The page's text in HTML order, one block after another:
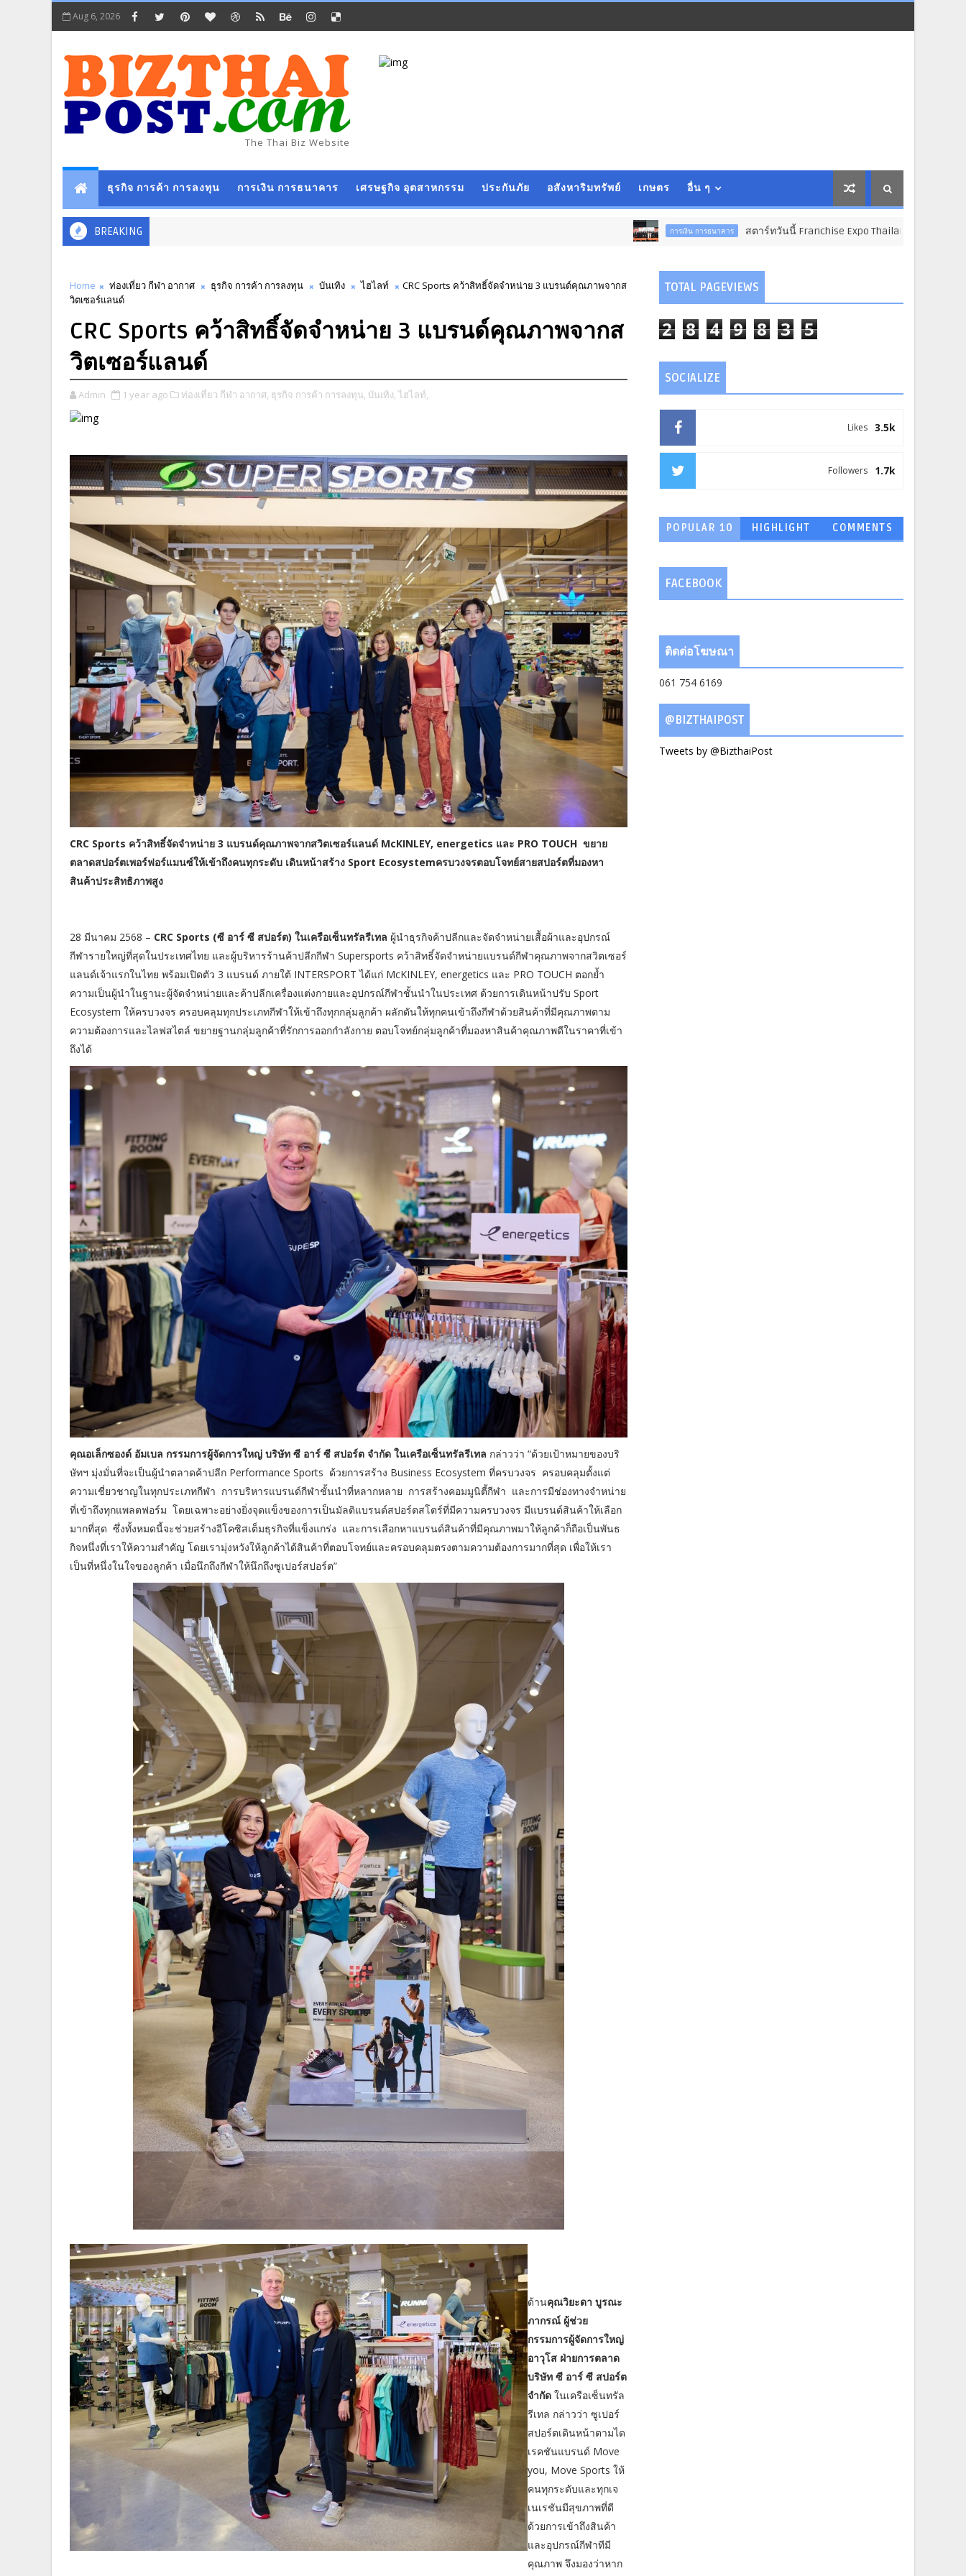
Aug 6, 2026
The Thai Biz Website
ธุรกิจ การค้า การลงทุน การเงิน การธนาคาร เศรษฐกิจ อุตสาหกรรม ประกันภัย อสังหาริมทรัพย์ เกษตร อื่น ๆ
BREAKING การเงิน การธนาคาร สตาร์ทวันนี้ Franchise Expo Thailand & TESE 2026 วัน
Home ท่องเที่ยว กีฬา อากาศ ธุรกิจ การค้า การลงทุน บันเทิง ไฮไลท์
CRC Sports คว้าสิทธิ์จัดจำหน่าย 3 แบรนด์คุณภาพจากส
วิตเซอร์แลนด์
CRC Sports คว้าสิทธิ์จัดจำหน่าย 3 แบรนด์คุณภาพจากส
วิตเซอร์แลนด์
Admin 1 year ago ท่องเที่ยว กีฬา อากาศ, ธุรกิจ การค้า การลงทุน, บันเทิง, ไฮไลท์,
CRC Sports คว้าสิทธิ์จัดจำหน่าย 3 แบรนด์คุณภาพจากสวิตเซอร์แลนด์ McKINLEY, energetics และ PRO TOUCH ขยาย
ตลาดสปอร์ตเพอร์ฟอร์แมนซ์ให้เข้าถึงคนทุกระดับ เดินหน้าสร้าง Sport Ecosystem​ครบวงจรตอบโจทย์สายสปอร์ตที่มองหา
สินค้าประสิทธิภาพสูง
28 มีนาคม 2568 – CRC Sports (ซี อาร์ ซี สปอร์ต) ในเครือเซ็นทรัลรีเทล ผู้นำธุรกิจค้าปลีกและจัดจำหน่ายเสื้อผ้าและอุปกรณ์
กีฬารายใหญ่ที่สุดในประเทศไทย และผู้บริหารร้านค้าปลีกกีฬา Supersports คว้าสิทธิ์จัดจำหน่ายแบรนด์กีฬาคุณภาพจากสวิตเซอร์
แลนด์เจ้าแรกในไทย พร้อมเปิดตัว 3 แบรนด์ ภายใต้ INTERSPORT ได้แก่ McKINLEY, energetics และ PRO TOUCH ตอกย้ำ
ความเป็นผู้นำในฐานะผู้จัดจำหน่ายและค้าปลีกเครื่องแต่งกายและอุปกรณ์กีฬาชั้นนำในประเทศ ด้วยการเดินหน้าปรับ Sport
Ecosystem ให้ครบวงจร ครอบคลุมทุกประเภทกีฬาให้เข้าถึงทุกกลุ่มลูกค้า ผลักดันให้ทุกคนเข้าถึงกีฬาด้วยสินค้าที่มีคุณภาพตาม
ความต้องการและไลฟสไตล์ ขยายฐานกลุ่มลูกค้าที่รักการออกกำลังกาย ตอบโจทย์กลุ่มลูกค้าที่มองหาสินค้าคุณภาพดีในราคาที่เข้า
ถึงได้
คุณอเล็กซองด์ อัมเบล กรรมการผู้จัดการใหญ่ บริษัท ซี อาร์ ซี สปอร์ต จำกัด ในเครือเซ็นทรัลรีเทล กล่าวว่า “ด้วยเป้าหมายของบริ
ษัทฯ มุ่งมั่นที่จะเป็นผู้นำตลาดค้าปลีก Performance Sports ด้วยการสร้าง Business Ecosystem ที่ครบวงจร ครอบคลุมตั้งแต่
ความเชี่ยวชาญในทุกประเภทกีฬา การบริหารแบรนด์กีฬาชั้นนำที่หลากหลาย การสร้างคอมมูนิตี้กีฬา และการมีช่องทางจำหน่าย
ที่เข้าถึงทุกแพลตฟอร์ม โดยเฉพาะอย่างยิ่งจุดแข็งของการเป็นมัลติแบรนด์สปอร์ตสโตร์ที่มีความครบวงจร มีแบรนด์สินค้าให้เลือก
มากที่สุด ซึ่งทั้งหมดนี้จะช่วยสร้างอีโคซิสเต็มธุรกิจที่แข็งแกร่ง และการเลือกหาแบรนด์สินค้าที่มีคุณภาพมาให้ลูกค้าก็ถือเป็นพันธ
กิจหนึ่งที่เราให้ความสำคัญ โดยเรามุ่งหวังให้ลูกค้าได้สินค้าที่ตอบโจทย์และครอบคลุมตรงตามความต้องการมากที่สุด เพื่อให้เรา
เป็นที่หนึ่งในใจของลูกค้า เมื่อนึกถึงกีฬาให้นึกถึงซูเปอร์สปอร์ต”
ด้านคุณวิยะดา บูรณะ
ภากรณ์ ผู้ช่วย
กรรมการผู้จัดการใหญ่
อาวุโส ฝ่ายการตลาด
บริษัท ซี อาร์ ซี สปอร์ต
จำกัด ในเครือเซ็นทรัล
รีเทล กล่าวว่า ซูเปอร์
สปอร์ตเดินหน้าตามได
เรคชันแบรนด์ Move
you, Move Sports ให้
คนทุกระดับและทุกเจ
เนเรชันมีสุขภาพที่ดี
ด้วยการเข้าถึงสินค้า
และอุปกรณ์กีฬาทีมี
คุณภาพ จึงมองว่าหาก
TOTAL PAGEVIEWS
2 8 4 9 8 3 5
SOCIALIZE
3.5k
Likes
1.7k
Followers
POPULAR 10 HIGHLIGHT COMMENTS
FACEBOOK
ติดต่อโฆษณา
061 754 6169
@BIZTHAIPOST
Tweets by @BizthaiPost